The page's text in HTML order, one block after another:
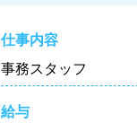
仕事内容
事務スタッフ
給与